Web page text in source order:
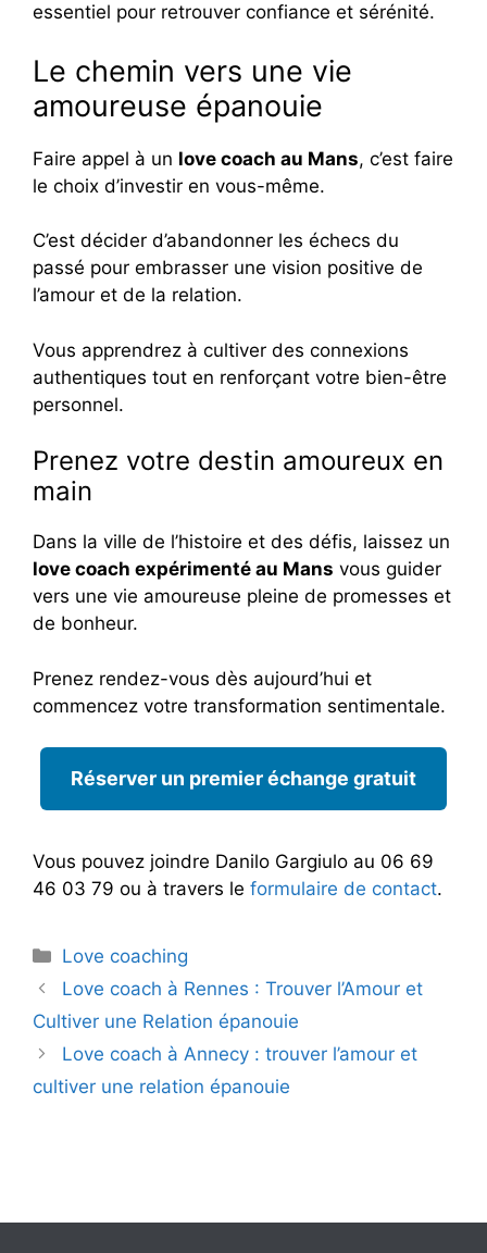
essentiel pour retrouver confiance et sérénité.
Le chemin vers une vie
amoureuse épanouie
Faire appel à un love coach au Mans, c’est faire
le choix d’investir en vous-même.
C’est décider d’abandonner les échecs du
passé pour embrasser une vision positive de
l’amour et de la relation.
Vous apprendrez à cultiver des connexions
authentiques tout en renforçant votre bien-être
personnel.
Prenez votre destin amoureux en
main
Dans la ville de l’histoire et des défis, laissez un
love coach expérimenté au Mans vous guider
vers une vie amoureuse pleine de promesses et
de bonheur.
Prenez rendez-vous dès aujourd’hui et
commencez votre transformation sentimentale.
Réserver un premier échange gratuit
Vous pouvez joindre Danilo Gargiulo au 06 69
46 03 79 ou à travers le formulaire de contact.
Catégories
Love coaching
Love coach à Rennes : Trouver l’Amour et
Cultiver une Relation épanouie
Love coach à Annecy : trouver l’amour et
cultiver une relation épanouie